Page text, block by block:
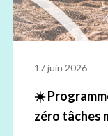
17 juin 2026
☀️
zéro tâches